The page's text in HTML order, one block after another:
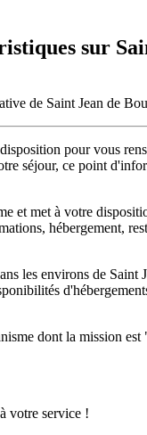
sur
de Saint Jean de
pour vous
séjour, ce point
et met à votre
hébergement,
les environs de
dont la mission
votre service !